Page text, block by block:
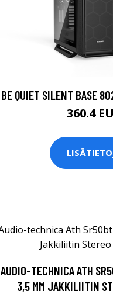
BE QUIET SILENT BASE
360.4
AUDIO-TECHNICA ATH
3,5 MM JAKKILIITIN